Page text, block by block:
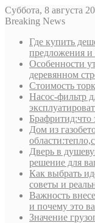
Суббота, 8 августа
Breaking News
Где купить
предложения и
Особенности
деревянном
Стоимость
Насос-фильтр
Брафритид:что
Дом из
Дверь в
решение для
Как выбрать
советы и
Важность
и почему это
Значение